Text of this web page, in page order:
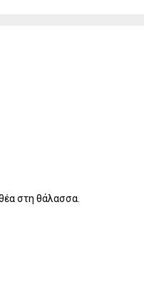
στη θάλασσα.